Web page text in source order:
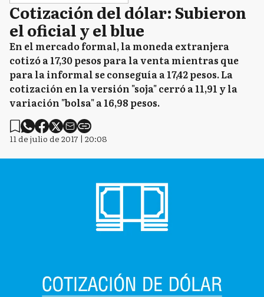
Cotización del dólar: Subieron
el oficial y el blue
En el mercado formal, la moneda extranjera
cotizó a 17,30 pesos para la venta mientras que
para la informal se conseguía a 17,42 pesos. La
cotización en la versión "soja" cerró a 11,91 y la
variación "bolsa" a 16,98 pesos.
11 de julio de 2017 | 20:08